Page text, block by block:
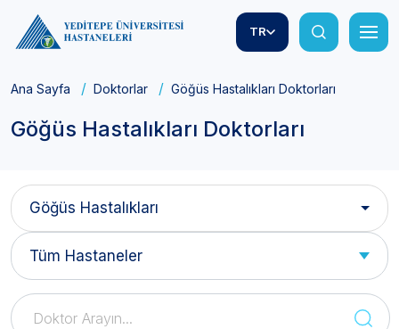
TR
Ana Sayfa Doktorlar Göğüs Hastalıkları Doktorları
Göğüs Hastalıkları Doktorları
Göğüs Hastalıkları
Tüm Hastaneler